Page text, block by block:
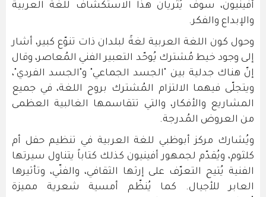
أفينيون، سوف يُثريان هذا الاستكشاف للغة العربية
والإبداع والفكر.
وحول كون اللغة العربية لغةً لبلدان ذات تنوّع كبير، أشار
إلى وجود خيط مُشترك يُوحّد التعبير الفني المُعاصر، وقال
إنّ هناك جدلية بين "الجسد الجماعي" و"الجسد الفردي"،
ويتجلّى فيهما الالتزام المُشترك بروح اللغة، في جميع
المشاريع والأفكار، والتي تتقاسمها الغالبية العظمى
من العروض المُدرجة.
ويُشارك مركز أبوظبي للغة العربية في تنظيم حفل أم
كلثوم، ويُقدّم لجمهور أفينيون كذلك كتاباً يتناول سيرتها
الفنية يُتيح التعرّف على إرثها الثقافي، والفنّي، وتأثيرها
العابر للأجيال. كما يُنظّم أمسية شعرية مميزة